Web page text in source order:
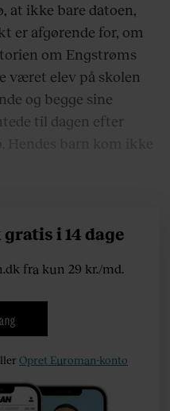
at ikke bare datoen,
er afgørende for, om
om Engstrøms
været elev på skolen
og begge sine
til dagen efter
i 14 dage
fra kun 29 kr./md.
Opret Euroman-konto